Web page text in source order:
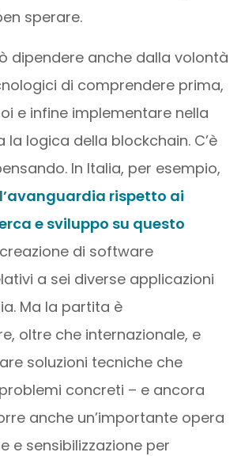
sperare.
dipendere anche dalla volontà
di comprendere prima,
e infine implementare nella
logica della blockchain. C’è
In Italia, per esempio,
rispetto ai
e sviluppo su questo
di software
a sei diverse applicazioni
Ma la partita è
oltre che internazionale, e
soluzioni tecniche che
concreti – e ancora
anche un’importante opera
e sensibilizzazione per